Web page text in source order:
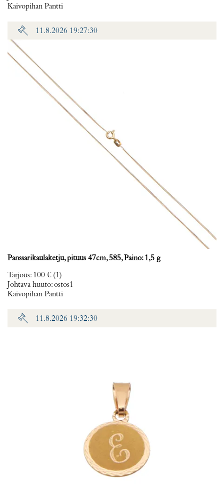
Kaivopihan Pantti
11.8.2026 19:27:30
Panssarikaulaketju, pituus 47cm, 585, Paino: 1,5 g
Tarjous: 100 € (1)
Johtava huuto:ostos1
Kaivopihan Pantti
11.8.2026 19:32:30